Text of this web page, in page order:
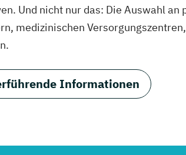
Und nicht nur das: Die Auswahl
medizinischen
Informationen